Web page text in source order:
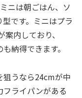
ニは朝ごはん、ソ
です。ミニはプラ
内しており、
納得できます。
狙うなら24cmが中
ライパンがある